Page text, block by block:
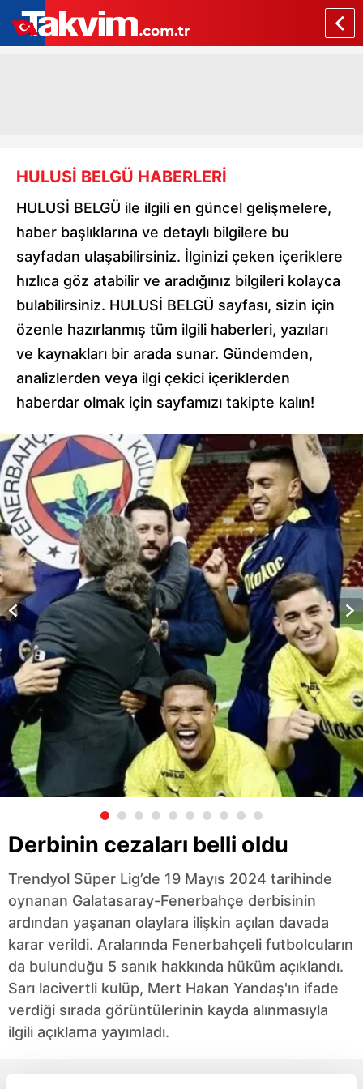
HULUSİ BELGÜ HABERLERİ
HULUSİ BELGÜ ile ilgili en güncel gelişmelere,
haber başlıklarına ve detaylı bilgilere bu
sayfadan ulaşabilirsiniz. İlginizi çeken içeriklere
hızlıca göz atabilir ve aradığınız bilgileri kolayca
bulabilirsiniz. HULUSİ BELGÜ sayfası, sizin için
özenle hazırlanmış tüm ilgili haberleri, yazıları
ve kaynakları bir arada sunar. Gündemden,
analizlerden veya ilgi çekici içeriklerden
haberdar olmak için sayfamızı takipte kalın!
Derbinin cezaları belli oldu
Trendyol Süper Lig’de 19 Mayıs 2024 tarihinde
oynanan Galatasaray-Fenerbahçe derbisinin
ardından yaşanan olaylara ilişkin açılan davada
karar verildi. Aralarında Fenerbahçeli futbolcuların
da bulunduğu 5 sanık hakkında hüküm açıklandı.
Sarı lacivertli kulüp, Mert Hakan Yandaş'ın ifade
verdiği sırada görüntülerinin kayda alınmasıyla
ilgili açıklama yayımladı.